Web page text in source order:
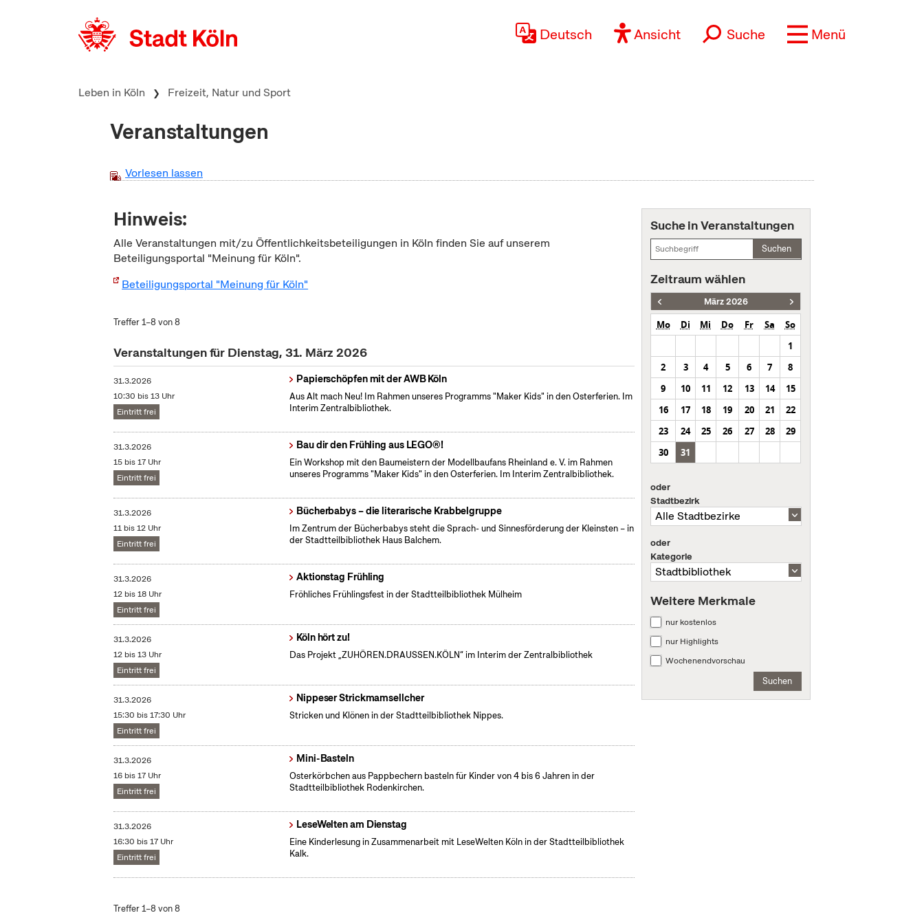
Deutsch Ansicht Suche Menü
Leben in Köln Freizeit, Natur und Sport
Veranstaltungen
Vorlesen lassen
Hinweis:
Alle Veranstaltungen mit/zu Öffentlichkeitsbeteiligungen in Köln finden Sie auf unserem
Beteiligungsportal "Meinung für Köln".
Beteiligungsportal "Meinung für Köln"
Treffer 1–8 von 8
Veranstaltungen für Dienstag, 31. März 2026
31.3.2026
10:30 bis 13 Uhr
Eintritt frei
Papierschöpfen mit der AWB Köln
Aus Alt mach Neu! Im Rahmen unseres Programms "Maker Kids" in den Osterferien. Im
Interim Zentralbibliothek.
31.3.2026
15 bis 17 Uhr
Eintritt frei
Bau dir den Frühling aus LEGO®!
Ein Workshop mit den Baumeistern der Modellbaufans Rheinland e. V. im Rahmen
unseres Programms "Maker Kids" in den Osterferien. Im Interim Zentralbibliothek.
31.3.2026
11 bis 12 Uhr
Eintritt frei
Bücherbabys – die literarische Krabbelgruppe
Im Zentrum der Bücherbabys steht die Sprach- und Sinnesförderung der Kleinsten – in
der Stadtteilbibliothek Haus Balchem.
31.3.2026
12 bis 18 Uhr
Eintritt frei
Aktionstag Frühling
Fröhliches Frühlingsfest in der Stadtteilbibliothek Mülheim
31.3.2026
12 bis 13 Uhr
Eintritt frei
Köln hört zu!
Das Projekt „ZUHÖREN.DRAUSSEN.KÖLN“ im Interim der Zentralbibliothek
31.3.2026
15:30 bis 17:30 Uhr
Eintritt frei
Nippeser Strickmamsellcher
Stricken und Klönen in der Stadtteilbibliothek Nippes.
31.3.2026
16 bis 17 Uhr
Eintritt frei
Mini-Basteln
Osterkörbchen aus Pappbechern basteln für Kinder von 4 bis 6 Jahren in der
Stadtteilbibliothek Rodenkirchen.
31.3.2026
16:30 bis 17 Uhr
Eintritt frei
LeseWelten am Dienstag
Eine Kinderlesung in Zusammenarbeit mit LeseWelten Köln in der Stadtteilbibliothek
Kalk.
Treffer 1–8 von 8
Suche in Veranstaltungen
Suchen
Zeitraum wählen
März 2026
Mo Di Mi Do Fr Sa
So
1
2
3 4 5 6 7
8
9
10 11 12 13 14
15
16
17 18 19 20 21
22
23
24 25 26 27 28
29
30
31
oder
Stadtbezirk
oder
Kategorie
Weitere Merkmale
nur kostenlos
nur Highlights
Wochenendvorschau
Suchen